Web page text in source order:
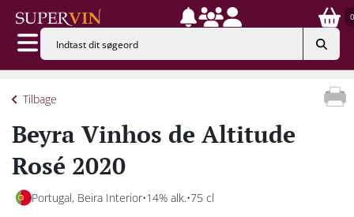
0
Tilbage
Beyra Vinhos de Altitude
Rosé 2020
Portugal, Beira Interior 14% alk. 75 cl